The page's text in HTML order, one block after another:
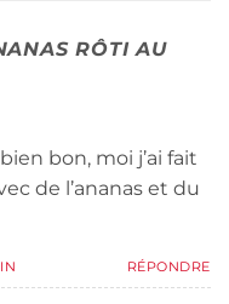
RÔTI AU
bon, moi j’ai fait
de l’ananas et du
RÉPONDRE